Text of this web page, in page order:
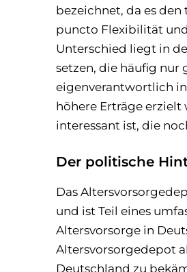
bezeichnet, da es
puncto Flexibilität
Unterschied liegt in
setzen, die häufig nur
eigenverantwortlich
höhere Erträge erzielt
interessant ist, die
Der politische
Das
und ist Teil eines
Altersvorsorge in
Altersvorsorgedepot
Deutschland zu